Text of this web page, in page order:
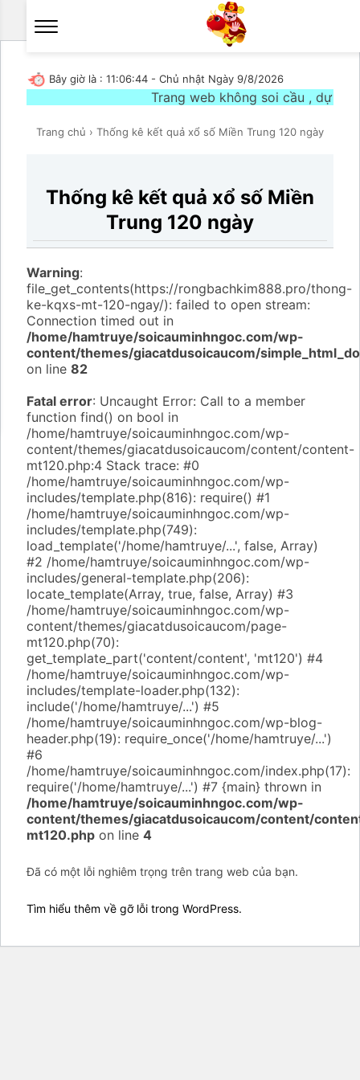
Bây giờ là : 11:06:44 - Chủ nhật Ngày 9/8/2026
Trang web không soi cầu , dự
Trang chủ › Thống kê kết quả xổ số Miền Trung 120 ngày
Thống kê kết quả xổ số Miền
Trung 120 ngày
Warning:
file_get_contents(https://rongbachkim888.pro/thong-
ke-kqxs-mt-120-ngay/): failed to open stream:
Connection timed out in
/home/hamtruye/soicauminhngoc.com/wp-
content/themes/giacatdusoicaucom/
on line 82
Fatal error: Uncaught Error: Call to a member
function find() on bool in
/home/hamtruye/soicauminhngoc.com/wp-
content/themes/giacatdusoicaucom/content/content-
mt120.php:4 Stack trace: #0
/home/hamtruye/soicauminhngoc.com/wp-
includes/template.php(816): require() #1
/home/hamtruye/soicauminhngoc.com/wp-
includes/template.php(749):
load_template('/home/hamtruye/...', false, Array)
#2 /home/hamtruye/soicauminhngoc.com/wp-
includes/general-template.php(206):
locate_template(Array, true, false, Array) #3
/home/hamtruye/soicauminhngoc.com/wp-
content/themes/giacatdusoicaucom/page-
mt120.php(70):
get_template_part('content/content', 'mt120') #4
/home/hamtruye/soicauminhngoc.com/wp-
includes/template-loader.php(132):
include('/home/hamtruye/...') #5
/home/hamtruye/soicauminhngoc.com/wp-blog-
header.php(19): require_once('/home/hamtruye/...')
#6
/home/hamtruye/soicauminhngoc.com/index.php(17):
require('/home/hamtruye/...') #7 {main} thrown in
/home/hamtruye/soicauminhngoc.com/wp-
content/themes/giacatdusoicaucom/content/
mt120.php on line 4
Đã có một lỗi nghiêm trọng trên trang web của bạn.
Tìm hiểu thêm về gỡ lỗi trong WordPress.